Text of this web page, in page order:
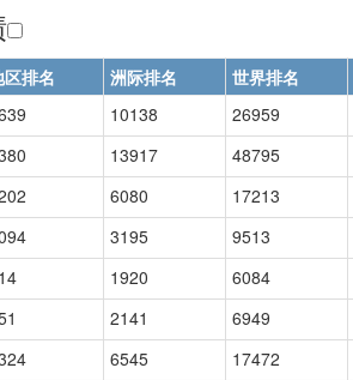
区排名 洲际排名 世界排名
10138 26959
13917 48795
6080 17213
3195 9513
1920 6084
2141 6949
6545 17472